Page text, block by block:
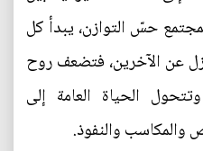
حسّ التوازن، يبدأ كل
عن الآخرين، فتضعف روح
الحياة العامة إلى
والنفوذ.